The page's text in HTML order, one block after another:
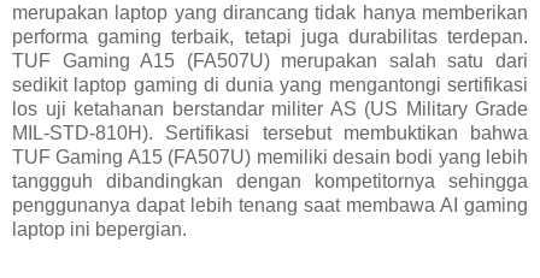
merupakan laptop yang dirancang tidak hanya memberikan
performa gaming terbaik, tetapi juga durabilitas terdepan.
TUF Gaming A15 (FA507U) merupakan salah satu dari
sedikit laptop gaming di dunia yang mengantongi sertifikasi
los uji ketahanan berstandar militer AS (US Military Grade
MIL-STD-810H). Sertifikasi tersebut membuktikan bahwa
TUF Gaming A15 (FA507U) memiliki desain bodi yang lebih
tanggguh dibandingkan dengan kompetitornya sehingga
penggunanya dapat lebih tenang saat membawa AI gaming
laptop ini bepergian.